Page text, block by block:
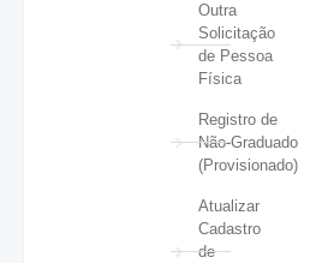
Outra
Solicitação
de Pessoa
Física
Registro de
Não-Graduado
(Provisionado)
Atualizar
Cadastro
de